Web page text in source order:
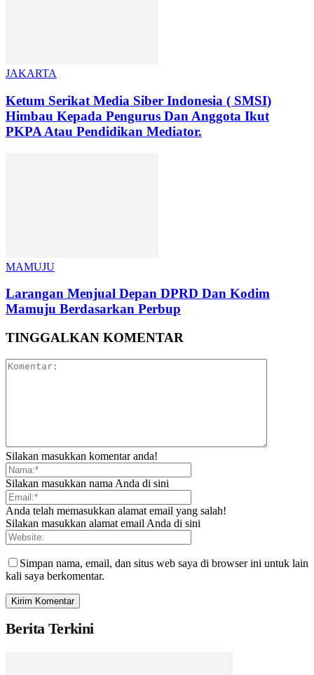
JAKARTA
Ketum Serikat Media Siber Indonesia ( SMSI)
Himbau Kepada Pengurus Dan Anggota Ikut
PKPA Atau Pendidikan Mediator.
MAMUJU
Larangan Menjual Depan DPRD Dan Kodim
Mamuju Berdasarkan Perbup
TINGGALKAN KOMENTAR
Silakan masukkan komentar anda!
Silakan masukkan nama Anda di sini
Anda telah memasukkan alamat email yang salah!
Silakan masukkan alamat email Anda di sini
Simpan nama, email, dan situs web saya di browser ini untuk lain
kali saya berkomentar.
Berita Terkini